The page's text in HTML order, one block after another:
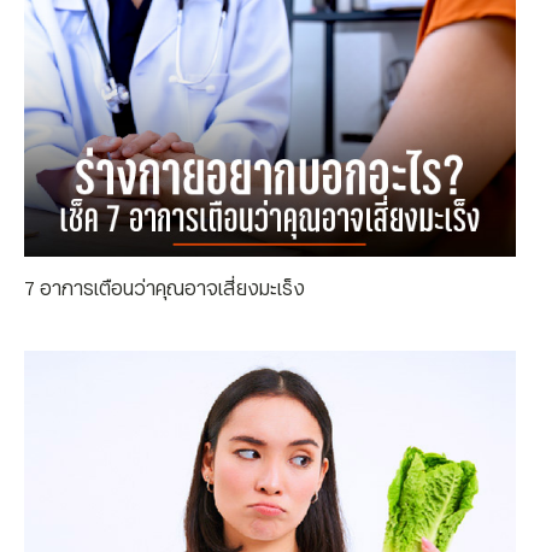
7 อาการเตือนว่าคุณอาจเสี่ยงมะเร็ง